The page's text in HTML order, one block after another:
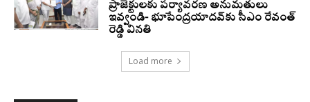
ప్రాజెక్టులకు పర్యావరణ అనుమతులు
ఇవ్వండి- భూపేంద్రయాదవ్‌కు సీఎం రేవంత్‌
రెడ్డి వినతి
Load more